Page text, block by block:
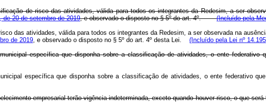
de risco das atividades, válida para todos os integrantes da Redesim, a ser
de 20 de setembro de 2019, e observado o disposto no § 5º do art. 4º.(Incluído pela
das atividades, válida para todos os integrantes da Redesim, a ser observada na
de 2019 , e observado o disposto no § 5º do art. 4º desta Lei. (Incluído pela Lei nº
específica que disponha sobre a classificação de atividades, o ente federativo
específica que disponha sobre a classificação de atividades, o ente federativo
empresarial terão vigência indeterminada, exceto quando houver risco, o que